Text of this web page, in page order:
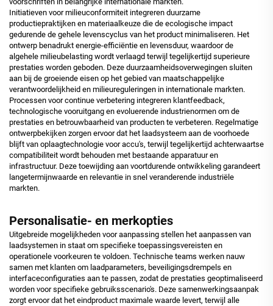
Initiatieven voor milieuconformiteit integreren duurzame
productiepraktijken en materiaalkeuze die de ecologische impact
gedurende de gehele levenscyclus van het product minimaliseren. Het
ontwerp benadrukt energie-efficiëntie en levensduur, waardoor de
algehele milieubelasting wordt verlaagd terwijl tegelijkertijd superieure
prestaties worden geboden. Deze duurzaamheidsoverwegingen sluiten
aan bij de groeiende eisen op het gebied van maatschappelijke
verantwoordelijkheid en milieureguleringen in internationale markten.
Processen voor continue verbetering integreren klantfeedback,
technologische vooruitgang en evoluerende industrienormen om de
prestaties en betrouwbaarheid van producten te verbeteren. Regelmatige
ontwerpbekijken zorgen ervoor dat het laadsysteem aan de voorhoede
blijft van oplaagtechnologie voor accu's, terwijl tegelijkertijd achterwaartse
compatibiliteit wordt behouden met bestaande apparatuur en
infrastructuur. Deze toewijding aan voortdurende ontwikkeling garandeert
langetermijnwaarde en relevantie in snel veranderende industriële
markten.
Personalisatie- en merkopties
Uitgebreide mogelijkheden voor aanpassing stellen het aanpassen van
laadsystemen in staat om specifieke toepassingsvereisten en
operationele voorkeuren te voldoen. Technische teams werken nauw
samen met klanten om laadparameters, beveiligingsdrempels en
interfaceconfiguraties aan te passen, zodat de prestaties geoptimaliseerd
worden voor specifieke gebruiksscenario's. Deze samenwerkingsaanpak
zorgt ervoor dat het eindproduct maximale waarde levert, terwijl alle